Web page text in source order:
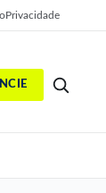
Privacidade